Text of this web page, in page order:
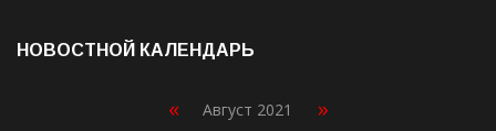
НОВОСТНОЙ КАЛЕНДАРЬ
« Август 2021 »